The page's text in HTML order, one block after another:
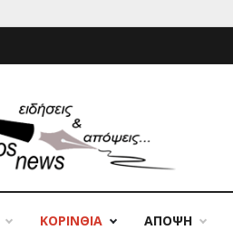
ΚΟΡΙΝΘΙΑ ΑΠΟΨΗ